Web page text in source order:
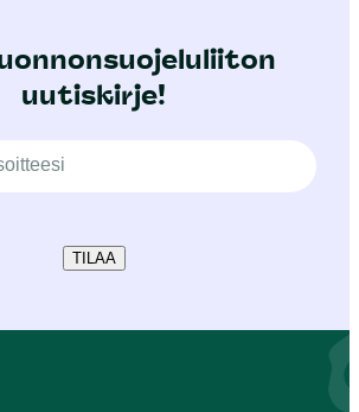
uutiskirje!
TILAA